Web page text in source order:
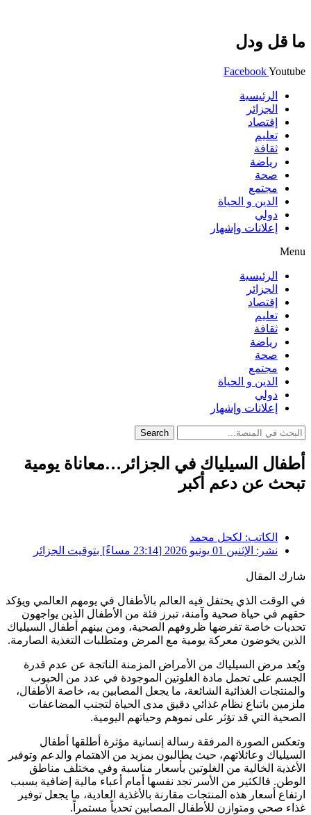
ما قل ودل
FacebookYoutube
الرئيسية
الجزائر
إقتصاد
تعليم
ثقافة
رياضة
صحة
مجتمع
الدين و الحياة
دولي
إعلانات وإشهار
Menu
الرئيسية
الجزائر
إقتصاد
تعليم
ثقافة
رياضة
صحة
مجتمع
الدين و الحياة
دولي
إعلانات وإشهار
Search
أطفال السيلياك في الجزائر…معاناة يومية
تبحث عن دعم أكبر
الكاتب: لكحل محمد
نشر: الإثنين 01 يونيو 2026 [23:14 مساءً] بتوقيت الجزائر
شارك المقال
في الوقت الذي يحتفل فيه العالم بالأطفال في يومهم العالمي ويؤكد
حقهم في حياة صحية وآمنة، تبرز فئة من الأطفال الذين يواجهون
تحديات خاصة تفرضها ظروفهم الصحية، ومن بينهم أطفال السيلياك
الذين يخوضون معركة يومية مع المرض ومتطلبات التغذية الصارمة.
ويُعد مرض السيلياك من الأمراض المزمنة الناتجة عن عدم قدرة
الجسم على تحمل مادة الغلوتين الموجودة في عدد من الحبوب
والمنتجات الغذائية الشائعة، ما يجعل المصابين به، خاصة الأطفال،
ملزمين باتباع نظام غذائي دقيق مدى الحياة لتجنب المضاعفات
الصحية التي قد تؤثر على نموهم وحياتهم اليومية.
وتعكس الصورة المرفقة رسالة إنسانية مؤثرة أطلقها أطفال
السيلياك وعائلاتهم، حيث يطالبون بمزيد من الاهتمام والدعم وتوفير
الأغذية الخالية من الغلوتين بأسعار مناسبة وفي مختلف مناطق
الوطن. فالكثير من الأسر تجد نفسها أمام أعباء مالية إضافية بسبب
ارتفاع أسعار هذه المنتجات مقارنة بالأغذية العادية، ما يجعل توفير
غذاء صحي ومتوازن للأطفال المصابين تحدياً مستمراً.